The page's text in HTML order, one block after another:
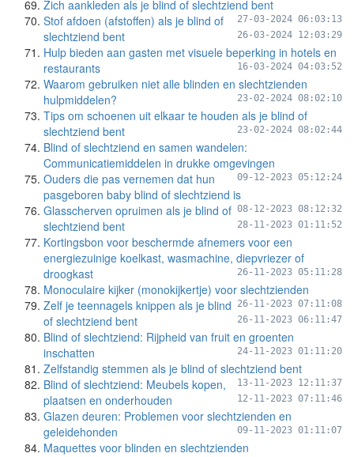
Zich aankleden als je blind of slechtziend bent
27-03-2024 06:03:13
Stof afdoen (afstoffen) als je blind of
slechtziend bent
26-03-2024 12:03:29
Hulp bieden aan gasten met visuele beperking in hotels en
restaurants
16-03-2024 04:03:52
Waarom gebruiken niet alle blinden en slechtzienden
hulpmiddelen?
23-02-2024 08:02:10
Tips om schoenen uit elkaar te houden als je blind of
slechtziend bent
23-02-2024 08:02:44
Blind of slechtziend en samen wandelen:
Communicatiemiddelen in drukke omgevingen
09-12-2023 05:12:24
Ouders die pas vernemen dat hun
pasgeboren baby blind of slechtziend is
08-12-2023 08:12:32
Glasscherven opruimen als je blind of
slechtziend bent
28-11-2023 01:11:52
Kortingsbon voor beschermde afnemers voor een
energiezuinige koelkast, wasmachine, diepvriezer of
droogkast
26-11-2023 05:11:28
Monoculaire kijker (monokijkertje) voor slechtzienden
26-11-2023 07:11:08
Zelf je teennagels knippen als je blind
of slechtziend bent
26-11-2023 06:11:47
Blind of slechtziend: Rijpheid van fruit en groenten
inschatten
24-11-2023 01:11:20
Zelfstandig stemmen als je blind of slechtziend bent
13-11-2023 12:11:37
Blind of slechtziend: Meubels kopen,
plaatsen en onderhouden
12-11-2023 07:11:46
Glazen deuren: Problemen voor slechtzienden en
geleidehonden
09-11-2023 01:11:07
Maquettes voor blinden en slechtzienden